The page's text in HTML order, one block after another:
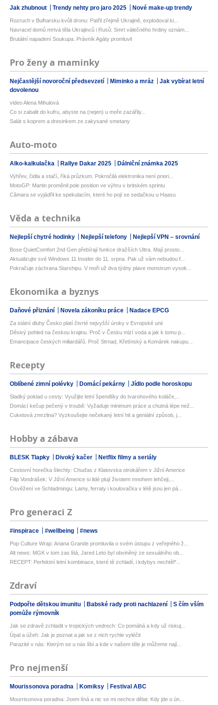
Jak zhubnout Trendy nehty pro jaro 2025 Nové make-up trendy
Rozruch v Bulharsku kvůli dronu: Patřil zřejmě Ukrajině, explodoval ki...
Navracel domů mrtvá těla Ukrajinců i Rusů: Smrt válečného hrdiny oznám...
Brutální napadení Soukupa. Právník Agáty promluvil
Pro ženy a maminky
Nejčastější novoroční předsevzetí Miminko a mráz
Jak vybírat letní
dovolenou
video Alena Mihulová
Co si zabalit do kufru, abyste na (nejen) u moře zazářily...
Salát s koprem a dresinkem ze zakysané smetany
Auto-moto
Alko-kalkulačka Rallye Dakar 2025 Dálniční známka 2025
Výhřev, čidla a stačí, říká průzkum. Pokročilá elektronika není priori...
MotoGP: Martin proměnil pole position ve výhru v britském sprintu
Câmara se vyjádřil ke spekulacím, které ho pojí se sedačkou u Haasu
Věda a technika
Nejlepší chytré hodinky Nejlepší telefony Nejlepší VPN – srovnání
Bose QuietComfort 2nd Gen přebírají funkce dražších Ultra. Mají prosto...
Aktualizujte své Windows 11 Insider do 11. srpna. Pak už vám nebudou f...
Pokračuje záchrana Starshipu. V moři už dva týdny plave monstrum vysok...
Ekonomika a byznys
Daňové přiznání Novela zákoníku práce Nadace EPCG
Za státní dluhy Česko platí čtvrté nejvyšší úroky v Evropské unii
Děsivý pohled na českou krajinu. Proč v Česku mizí voda a jak k tomu p...
Emancipace českých miliardářů. Proč Strnad, Křetínský a Komárek nakupu...
Recepty
Oblíbené zimní polévky Domácí pekárny Jídlo podle horoskopu
Sladký poklad u cesty: Využijte letní špendlíky do tvarohového koláče,...
Domácí kečup pečený v troubě: Vyžaduje minimum práce a chutná lépe než...
Cuketová zmrzlina? Vyzkoušejte nečekaný letní hit a geniální způsob, j...
Hobby a zábava
BLESK Tlapky Divoký kačer Netflix filmy a seriály
Cestovní horečka šlechty: Chuďas z Klatovska otrokářem v Jižní Americe
Filip Vondrášek: V Jižní Americe si lidé plují životem mnohem lehčeji,...
Osvěžení ve Schladmingu: Lamy, ferraty i koulovačka v létě jsou jen pá...
Pro generaci Z
#inspirace #wellbeing #news
Pop Culture Wrap: Ariana Grande promluvila o svém ústupu z veřejného ž...
Alt news: MGK v tom zas lítá, Jared Leto byl obviněný ze sexuálního ob...
RECEPT: Perfektní letní kombinace, které tě zchladí, i kdybys nechtěl*...
Zdraví
Podpořte dětskou imunitu Babské rady proti nachlazení
S čím vším
pomůže rýmovník
Jak se zdravě zchladit v tropických vedrech: Co pomáhá a kdy už riskuj...
Úpal a úžeh: Jak je poznat a jak se z nich rychle vyléčit
Parazité v nás: Kterým se u nás líbí a kde v našem těle je můžeme nají...
Pro nejmenší
Mourissonova poradna Komiksy Festival ABC
Mourrisonova poradna: Jsem líná a nic se mi nechce dělat: Kdy jde o ún...